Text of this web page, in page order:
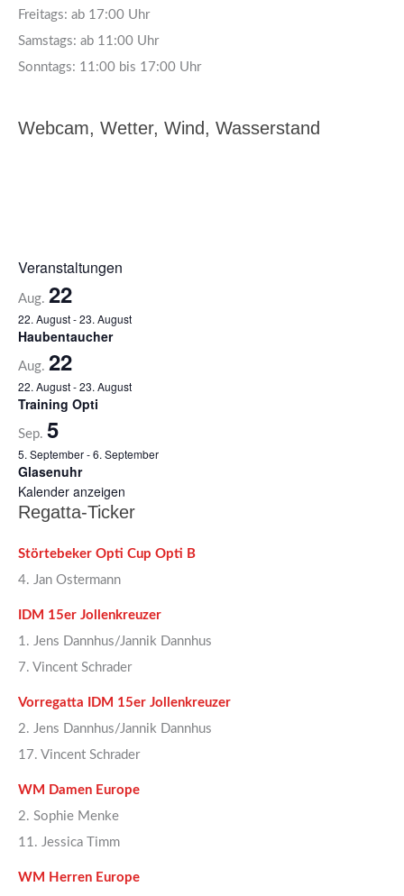
Freitags: ab 17:00 Uhr
Samstags: ab 11:00 Uhr
Sonntags: 11:00 bis 17:00 Uhr
Webcam, Wetter, Wind, Wasserstand
Veranstaltungen
Aug. 22
22. August-23. August
Haubentaucher
Aug. 22
22. August-23. August
Training Opti
Sep. 5
5. September-6. September
Glasenuhr
Kalender anzeigen
Regatta-Ticker
Störtebeker Opti Cup Opti B
4. Jan Ostermann
IDM 15er Jollenkreuzer
1. Jens Dannhus/Jannik Dannhus
7. Vincent Schrader
Vorregatta IDM 15er Jollenkreuzer
2. Jens Dannhus/Jannik Dannhus
17. Vincent Schrader
WM Damen Europe
2. Sophie Menke
11. Jessica Timm
WM Herren Europe